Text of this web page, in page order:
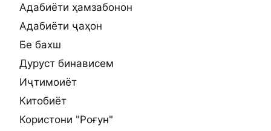
Адабиёти ҳамзабонон
Адабиёти ҷаҳон
Бе бахш
Дуруст бинависем
Иҷтимоиёт
Китобиёт
Користони "Роғун"